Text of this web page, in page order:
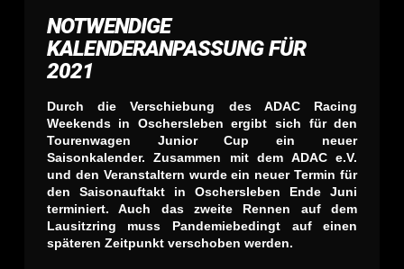
NOTWENDIGE
KALENDERANPASSUNG FÜR
2021
Durch die Verschiebung des ADAC Racing
Weekends in Oschersleben ergibt sich für den
Tourenwagen Junior Cup ein neuer
Saisonkalender. Zusammen mit dem ADAC e.V.
und den Veranstaltern wurde ein neuer Termin für
den Saisonauftakt in Oschersleben Ende Juni
terminiert. Auch das zweite Rennen auf dem
Lausitzring muss Pandemiebedingt auf einen
späteren Zeitpunkt verschoben werden.